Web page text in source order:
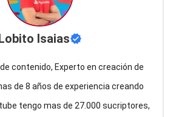
Isaias
contenido, Experto en creación de
de 8 años de experiencia creando
tengo mas de 27.000 sucriptores,